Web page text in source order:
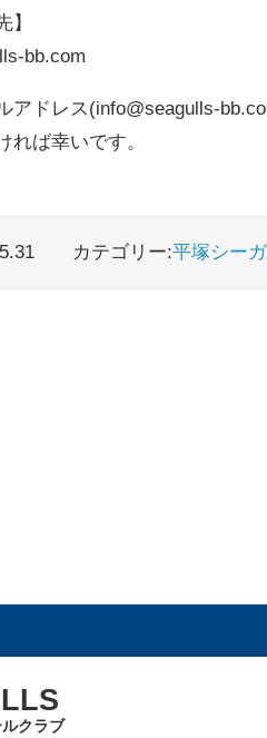
】
bb.com
アドレス(info@seagulls-
れば幸いです。
カテゴリー:平塚シー
クラブ